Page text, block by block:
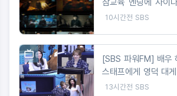
참교육 엔딩에 사이
수도권 6.8%, 시청
10시간전 SBS
[SBS 파워FM] 배우
스태프에게 영덕 대
트너로는 1000점＂
13시간전 SBS